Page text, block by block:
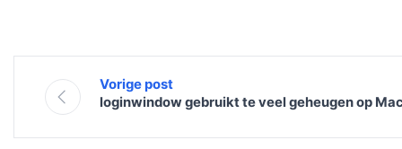
Vorige post
loginwindow gebruikt te veel geheugen op